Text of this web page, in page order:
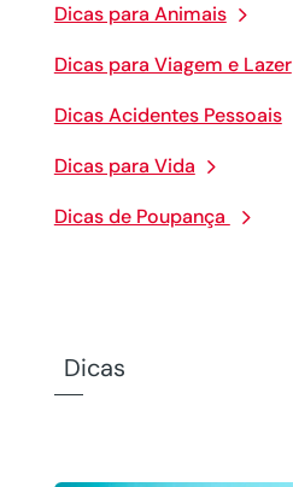
Dicas para Animais
Dicas para Viagem e Lazer
Dicas Acidentes Pessoais
Dicas para Vida
Dicas de Poupança
Dicas